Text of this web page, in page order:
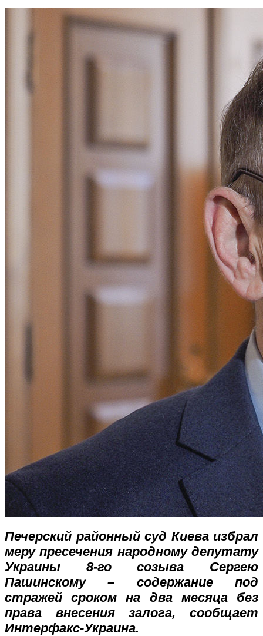
Печерский районный суд Киева избрал
меру пресечения народному депутату
Украины 8-го созыва Сергею
Пашинскому – содержание под
стражей сроком на два месяца без
права внесения залога, сообщает
Интерфакс-Украина.